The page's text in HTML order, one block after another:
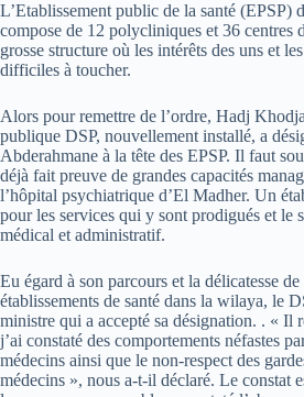
L’Etablissement public de la santé (EPSP)
compose de 12 polycliniques et 36 centres
grosse structure où les intérêts des uns et
difficiles à toucher.
Alors pour remettre de l’ordre, Hadj
publique DSP, nouvellement installé, a
Abderahmane à la tête des EPSP. Il faut
déjà fait preuve de grandes capacités
l’hôpital psychiatrique d’El Madher. Un
pour les services qui y sont prodigués et le
médical et administratif.
Eu égard à son parcours et la délicatesse
établissements de santé dans la wilaya, le
ministre qui a accepté sa désignation. . « Il
j’ai constaté des comportements néfastes
médecins ainsi que le non-respect des
médecins », nous a-t-il déclaré. Le constat